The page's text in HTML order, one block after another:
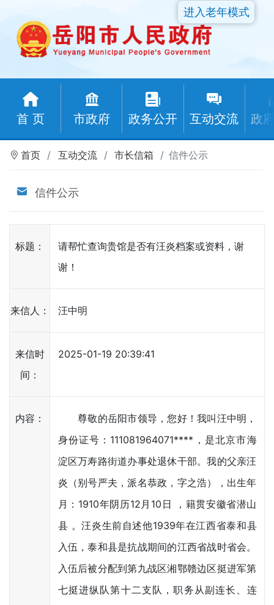
首 页 市政府 政务公开 互动交流 政
进入老年模式
首页 互动交流 市长信箱 信件公示
信件公示
标题：
请帮忙查询贵馆是否有汪炎档案或资料，谢
谢！
来信人： 汪中明
来信时
间：
2025-01-19 20:39:41
内容：
尊敬的岳阳市领导，您好！我叫汪中明，
身份证号：111081964071****，是北京市海
淀区万寿路街道办事处退休干部。我的父亲汪
炎（别号严夫，派名恭政，字之浩），出生年
月：1910年阴历12月10日 ，籍贯安徽省潜山
县 。汪炎生前自述他1939年在江西省泰和县
入伍，泰和县是抗战期间的江西省战时省会。
入伍后被分配到第九战区湘鄂赣边区挺进军第
七挺进纵队第十二支队，职务从副连长、连